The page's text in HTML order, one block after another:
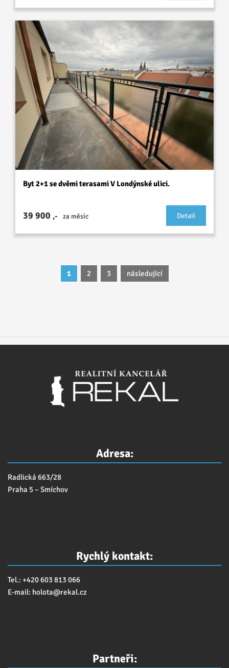
Byt 2+1 se dvěmi terasami V Londýnské ulici.
39 900 ,- za měsíc Detail
1 2 3 následující
Adresa:
Radlická 663/28
Praha 5 – Smíchov
Rychlý kontakt:
Tel.: +420 603 813 066
E-mail: holota@rekal.cz
Partneři: